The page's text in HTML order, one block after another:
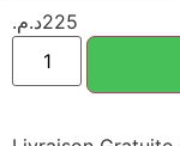
225د.م.